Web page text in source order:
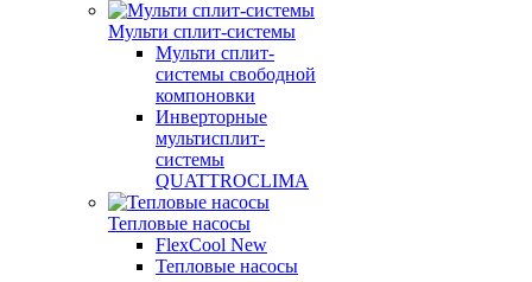
Мульти сплит-системы
Мульти сплит-
системы свободной
компоновки
Инверторные
мультисплит-
системы
QUATTROCLIMA
Тепловые насосы
FlexCool New
Тепловые насосы